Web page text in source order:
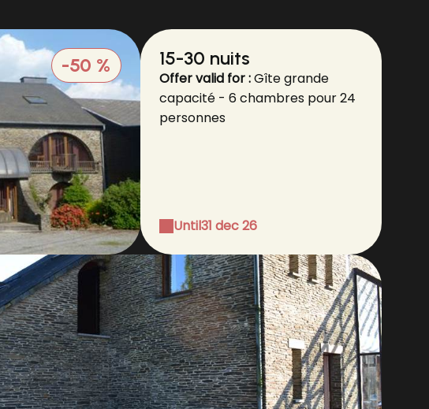
-50 % 15-30 nuits
Offer valid for :Gîte grande
capacité - 6 chambres pour 24
personnes
Until31 dec 26